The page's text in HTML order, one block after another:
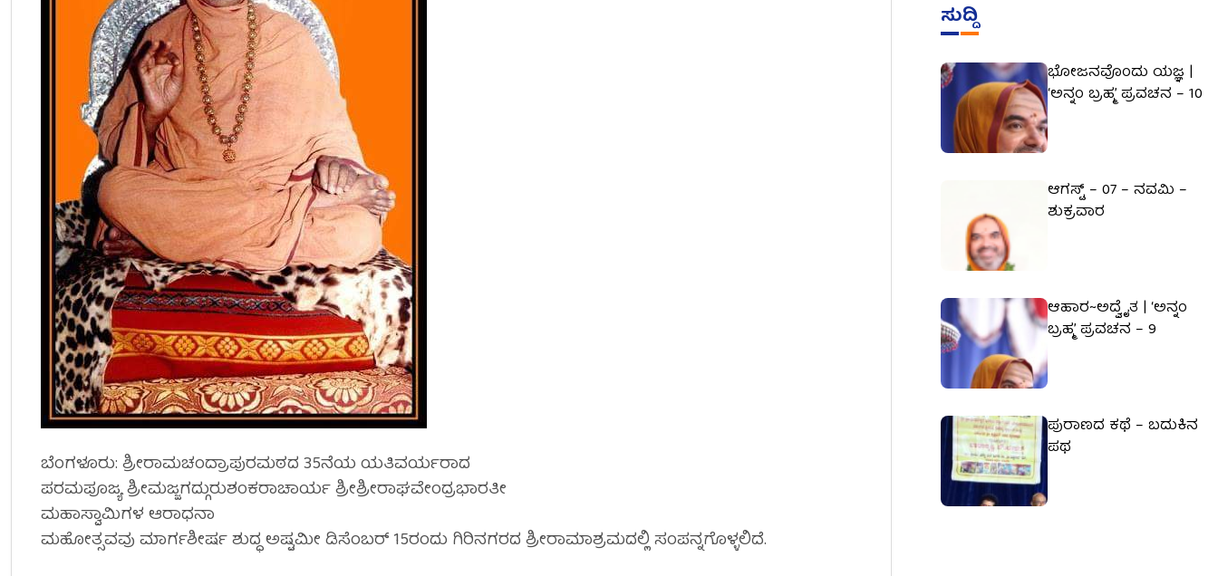
ಬೆಂಗಳೂರು: ಶ್ರೀರಾಮಚಂದ್ರಾಪುರಮಠದ 35ನೆಯ ಯತಿವರ್ಯರಾದ
ಪರಮಪೂಜ್ಯ ಶ್ರೀಮಜ್ಜಗದ್ಗುರುಶಂಕರಾಚಾರ್ಯ ಶ್ರೀಶ್ರೀರಾಘವೇಂದ್ರಭಾರತೀ
ಮಹಾಸ್ವಾಮಿಗಳ ಆರಾಧನಾ
ಮಹೋತ್ಸವವು ಮಾರ್ಗಶೀರ್ಷ ಶುದ್ಧ ಅಷ್ಟಮೀ ಡಿಸೆಂಬರ್ 15ರಂದು ಗಿರಿನಗರದ ಶ್ರೀರಾಮಾಶ್ರಮದಲ್ಲಿ ಸಂಪನ್ನಗೊಳ್ಳಲಿದೆ.
ಸುದ್ದಿ
ಭೋಜನವೊಂದು ಯಜ್ಞ |
‘ಅನ್ನಂ ಬ್ರಹ್ಮ’ ಪ್ರವಚನ – 10
ಆಗಸ್ಟ್ – 07 – ನವಮಿ –
ಶುಕ್ರವಾರ
ಆಹಾರ~ಅದ್ವೈತ | ‘ಅನ್ನಂ
ಬ್ರಹ್ಮ’ ಪ್ರವಚನ – 9
ಪುರಾಣದ ಕಥೆ – ಬದುಕಿನ
ಪಥ